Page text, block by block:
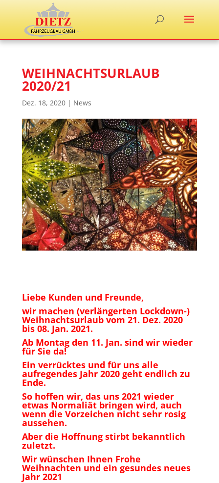
WEIHNACHTSURLAUB
2020/21
Dez. 18, 2020| News
Liebe Kunden und Freunde,
wir machen (verlängerten Lockdown-)
Weihnachtsurlaub vom 21. Dez. 2020
bis 08. Jan. 2021.
Ab Montag den 11. Jan. sind wir wieder
für Sie da!
Ein verrücktes und für uns alle
aufregendes Jahr 2020 geht endlich zu
Ende.
So hoffen wir, das uns 2021 wieder
etwas Normaliät bringen wird, auch
wenn die Vorzeichen nicht sehr rosig
aussehen.
Aber die Hoffnung stirbt bekanntlich
zuletzt.
Wir wünschen Ihnen Frohe
Weihnachten und ein gesundes neues
Jahr 2021